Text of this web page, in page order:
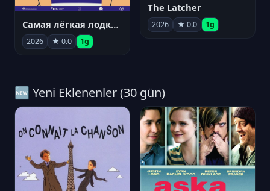
Самая лёгкая лодка в мире
2026 ★ 0.0 1g
The Latcher
2026 ★ 0.0 1g
🆕 Yeni Eklenenler (30 gün)